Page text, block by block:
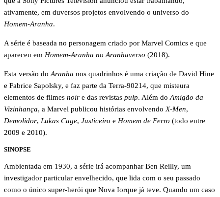
ativamente, em duversos projetos envolvendo o universo do
Homem-Aranha.
A série é baseada no personagem criado por Marvel Comics e que
apareceu em Homem-Aranha no Aranhaverso (2018).
Esta versão do Aranha nos quadrinhos é uma criação de David Hine
e Fabrice Sapolsky, e faz parte da Terra-90214, que misteura
elementos de filmes noir e das revistas pulp. Além do Amigão da
Vizinhança, a Marvel publicou histórias envolvendo X-Men,
Demolidor, Lukas Cage, Justiceiro e Homem de Ferro (todo entre
2009 e 2010).
SINOPSE
Ambientada em 1930, a série irá acompanhar Ben Reilly, um
investigador particular envelhecido, que lida com o seu passado
como o único super-herói que Nova Iorque já teve. Quando um caso